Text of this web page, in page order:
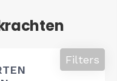
Filters